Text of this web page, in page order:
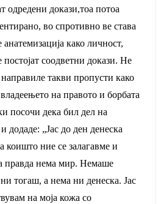
одредени докази,тоа потоа
во спротивно ве става
анатемизација како личност,
соодветни докази. Не
такви пропусти како
на правото и борбата
посочи дека бил дел на
додаде: „Јас до ден денеска
коишто ние се залагавме и
правда нема мир. Немаше
тогаш, а нема ни денеска. Јас
на моја кожа со